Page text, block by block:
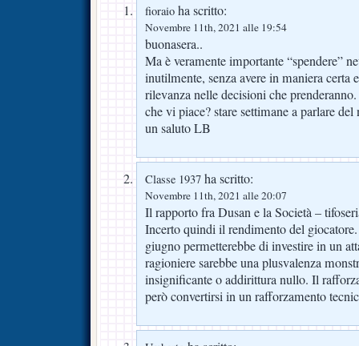
fioraio ha scritto:
Novembre 11th, 2021 alle 19:54
buonasera..
Ma è veramente importante “spendere”
inutilmente, senza avere in maniera certa
rilevanza nelle decisioni che
che vi piace? stare settimane a parlare
un saluto LB
Classe 1937 ha scritto:
Novembre 11th, 2021 alle 20:07
Il rapporto fra Dusan e la Società –
Incerto quindi il rendimento del
giugno permetterebbe di investire in un
ragioniere sarebbe una plusvalenza
insignificante o addirittura nullo. Il
però convertirsi in un rafforzamento